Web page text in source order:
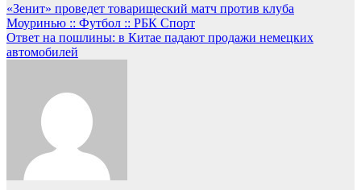
Навигация
по
записям
«Зенит» проведет товарищеский матч против клуба
Моуринью :: Футбол :: РБК Спорт
Ответ на пошлины: в Китае падают продажи немецких
автомобилей